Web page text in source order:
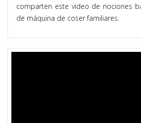
comparten este video de nociones
de máquina de coser familiares.